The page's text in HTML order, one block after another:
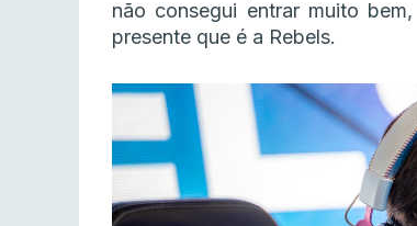
não consegui entrar muito
presente que é a Rebels.